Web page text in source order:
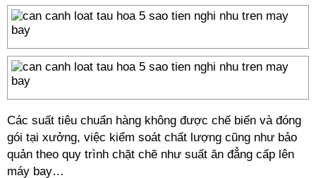
Các suất tiêu chuẩn hàng không được chế biến và đóng
gói tại xưởng, việc kiểm soát chất lượng cũng như bảo
quản theo quy trình chặt chẽ như suất ăn đẳng cấp lên
máy bay…